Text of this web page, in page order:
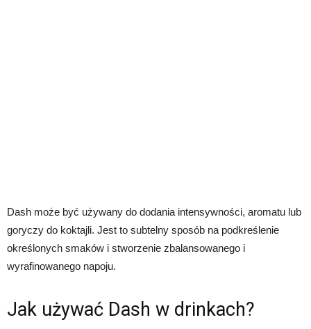
Dash może być używany do dodania intensywności, aromatu lub
goryczy do koktajli. Jest to subtelny sposób na podkreślenie
określonych smaków i stworzenie zbalansowanego i
wyrafinowanego napoju.
Jak używać Dash w drinkach?